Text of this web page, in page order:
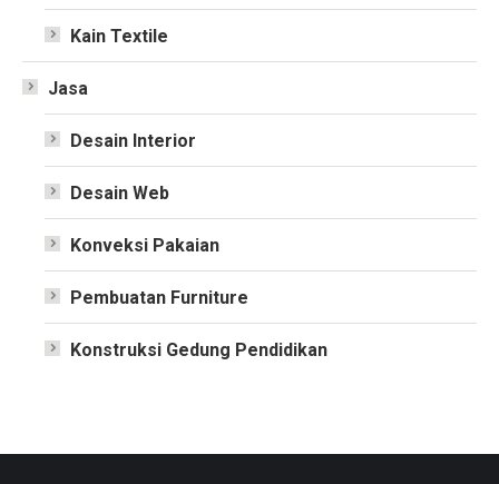
Kain Textile
Jasa
Desain Interior
Desain Web
Konveksi Pakaian
Pembuatan Furniture
Konstruksi Gedung Pendidikan